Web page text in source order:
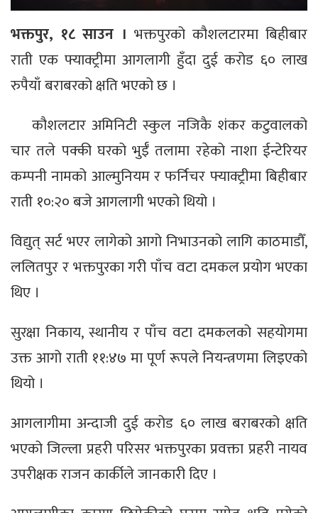
भक्तपुर, १८ साउन । भक्तपुरको कौशलटारमा बिहीबार
राती एक फ्याक्ट्रीमा आगलागी हुँदा दुई करोड ६० लाख
रुपैयाँ बराबरको क्षति भएको छ ।
कौशलटार अमिनिटी स्कुल नजिकै शंकर कटुवालको
चार तले पक्की घरको भुईँ तलामा रहेको नाशा ईन्टेरियर
कम्पनी नामको आल्मुनियम र फर्निचर फ्याक्ट्रीमा बिहीबार
राती १०:२० बजे आगलागी भएको थियो ।
विद्युत् सर्ट भएर लागेको आगो निभाउनको लागि काठमाडौँ,
ललितपुर र भक्तपुरका गरी पाँच वटा दमकल प्रयोग भएका
थिए ।
सुरक्षा निकाय, स्थानीय र पाँच वटा दमकलको सहयोगमा
उक्त आगो राती ११:४७ मा पूर्ण रूपले नियन्त्रणमा लिइएको
थियो ।
आगलागीमा अन्दाजी दुई करोड ६० लाख बराबरको क्षति
भएको जिल्ला प्रहरी परिसर भक्तपुरका प्रवक्ता प्रहरी नायव
उपरीक्षक राजन कार्कीले जानकारी दिए ।